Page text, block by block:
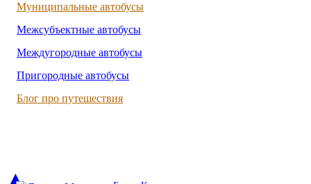
Муниципальные автобусы
Межсубъектные автобусы
Междугородные автобусы
Пригородные автобусы
Блог про путешествия
▲